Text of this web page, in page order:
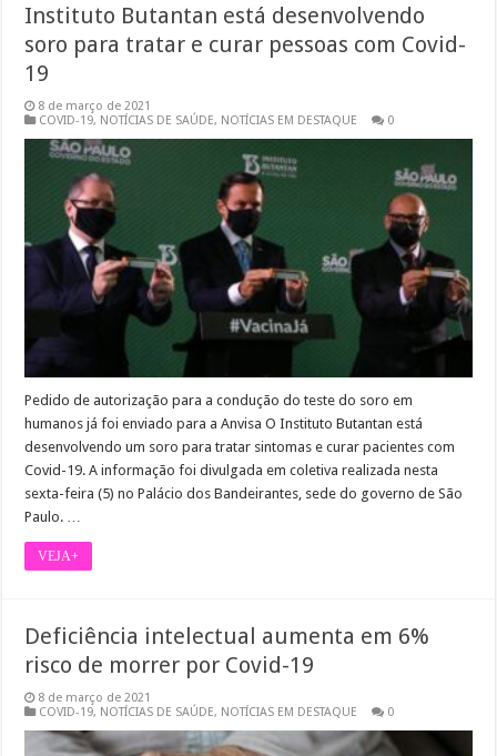
Instituto Butantan está desenvolvendo
soro para tratar e curar pessoas com Covid-
19
8 de março de 2021
COVID-19, NOTÍCIAS DE SAÚDE, NOTÍCIAS EM DESTAQUE 0
Pedido de autorização para a condução do teste do soro em
humanos já foi enviado para a Anvisa O Instituto Butantan está
desenvolvendo um soro para tratar sintomas e curar pacientes com
Covid-19. A informação foi divulgada em coletiva realizada nesta
sexta-feira (5) no Palácio dos Bandeirantes, sede do governo de São
Paulo. …
VEJA+
Deficiência intelectual aumenta em 6%
risco de morrer por Covid-19
8 de março de 2021
COVID-19, NOTÍCIAS DE SAÚDE, NOTÍCIAS EM DESTAQUE 0